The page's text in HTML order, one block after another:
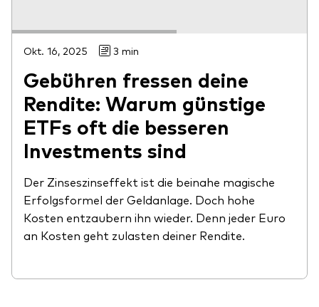
Okt. 16, 2025 3 min
Gebühren fressen deine
Rendite: Warum günstige
ETFs oft die besseren
Investments sind
Der Zinseszinseffekt ist die beinahe magische
Erfolgsformel der Geldanlage. Doch hohe
Kosten entzaubern ihn wieder. Denn jeder Euro
an Kosten geht zulasten deiner Rendite.